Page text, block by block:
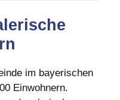
im bayerischen
Einwohnern.